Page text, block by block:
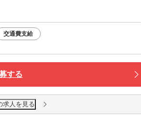
交通費支給
する
求人を見る